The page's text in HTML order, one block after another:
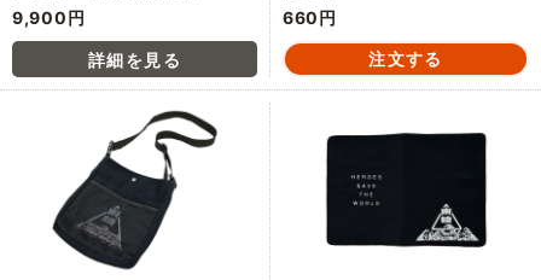
9,900円 660円